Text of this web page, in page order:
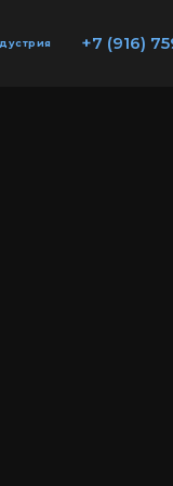
+7 (916)